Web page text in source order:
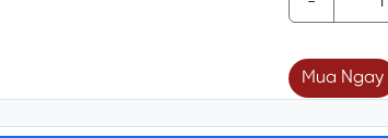
Mua Ngay